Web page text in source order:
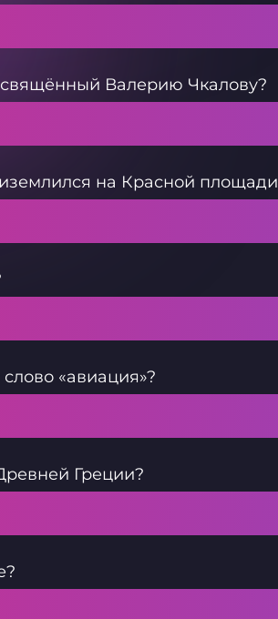
Валерию Чкалову?
на Красной площади
«авиация»?
Греции?